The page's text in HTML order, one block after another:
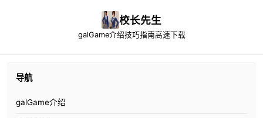
校长先生
galGame介绍技巧指南高速下载
导航
galGame介绍